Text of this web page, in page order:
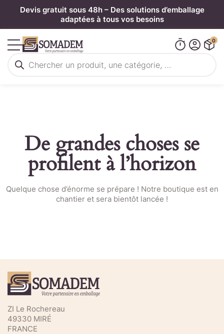
Devis gratuit sous 48h – Des solutions d’emballage
adaptées à tous vos besoins
de
0
De grandes choses se
profilent à l’horizon
Quelque chose d’énorme se prépare ! Notre boutique est en
chantier et sera bientôt lancée !
commande rapide
ZI Le Rochereau
49330 MIRÉ
FRANCE
Panneau de gestion des cookies